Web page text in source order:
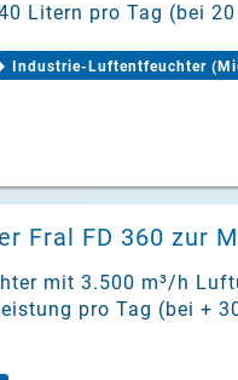
Litern pro Tag (bei 20
Industrie-Luftentfeuchter
Fral FD 360 zur
mit 3.500 m³/h
pro Tag (bei +